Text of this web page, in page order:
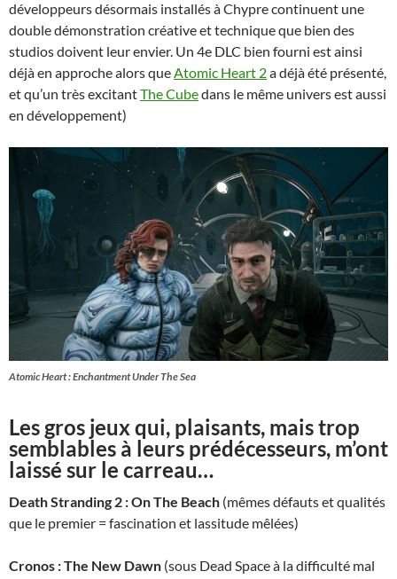
développeurs désormais installés à Chypre continuent une
double démonstration créative et technique que bien des
studios doivent leur envier. Un 4e DLC bien fourni est ainsi
déjà en approche alors queAtomic Heart 2a déjà été présenté,
et qu’un très excitantThe Cubedans le même univers est aussi
en développement)
Atomic Heart : Enchantment Under The Sea
Les gros jeux qui, plaisants, mais trop
semblables à leurs prédécesseurs, m’ont
laissé sur le carreau…
Death Stranding 2 : On The Beach (mêmes défauts et qualités
que le premier = fascination et lassitude mêlées)
Cronos : The New Dawn (sous Dead Space à la difficulté mal